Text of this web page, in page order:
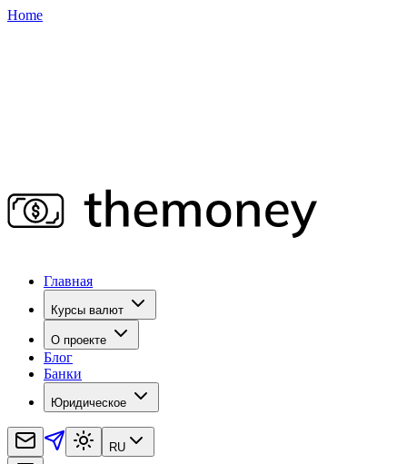
Home
Главная
Курсы валют
О проекте
Блог
Банки
Юридическое
RU